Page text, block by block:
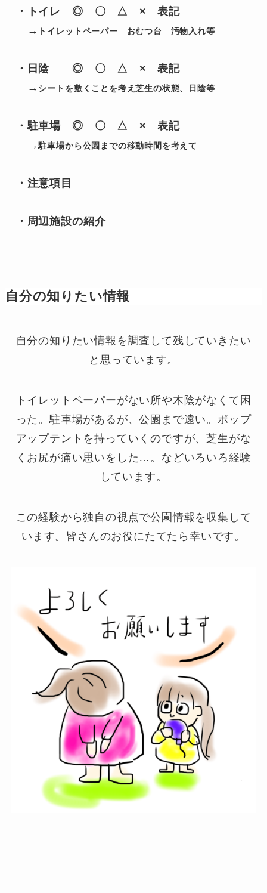
・ トイレ
◎　〇　△　×　表記
→ トイレットペーパー　おむつ台　汚物入れ等
・ 日陰
◎　〇　△　×　表記
→ シートを敷くことを考え芝生の状態、日陰等
・駐車場 ◎　〇　△　×　表記
→駐車場から公園までの移動時間を考えて
・ 注意項目
・ 周辺施設の紹介
自分の知りたい情報
自分の知りたい情報を調査して残していきたい
と思っています。
トイレットペーパーがない所や木陰がなくて困
った。駐車場があるが、公園まで遠い。ポップ
アップテントを持っていくのですが、芝生がな
くお尻が痛い思いをした…。などいろいろ経験
しています。
この経験から独自の視点で公園情報を収集して
います。皆さんのお役にたてたら幸いです。